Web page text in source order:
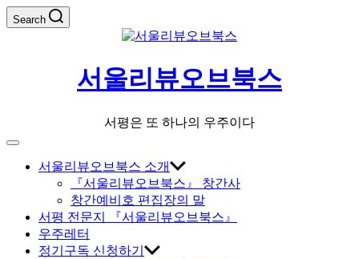
Skip
to
Search
서울리뷰오브북스
서평은 또 하나의 우주이다
Off
Canvas서울리뷰오브북스 소개
『서울리뷰오브북스』 창간사
창간예비호 편집장의 말
서평 전문지 『서울리뷰오브북스』
우주레터
정기구독 신청하기